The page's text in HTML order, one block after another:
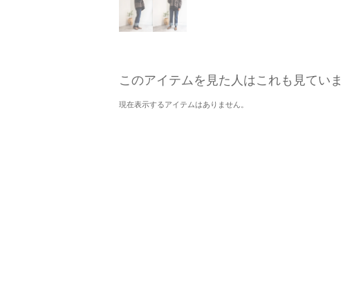
このアイテムを見た人はこれも見てい
現在表示するアイテムはありません。